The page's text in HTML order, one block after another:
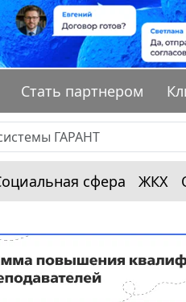
Стать партнером
сфера ЖКХ